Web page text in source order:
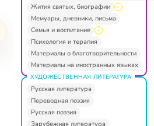
Жития святых, биографии
Мемуары, дневники, письма
Семья и воспитание
Психология и терапия
Материалы о благотворительности
Материалы на иностранных языках
ХУДОЖЕСТВЕННАЯ ЛИТЕРАТУРА
Русская литература
Переводная поэзия
Русская поэзия
Зарубежная литература